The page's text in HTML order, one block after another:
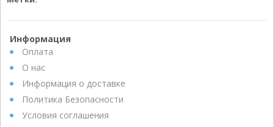
Информация
Оплата
О нас
Информация о доставке
Политика Безопасности
Условия соглашения